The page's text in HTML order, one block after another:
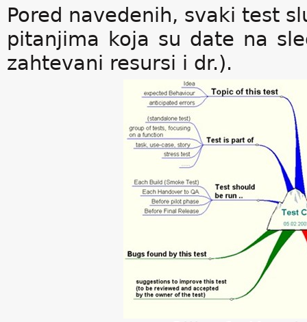
Pored navedenih, svaki test
pitanjima koja su date na
zahtevani resursi i dr.).